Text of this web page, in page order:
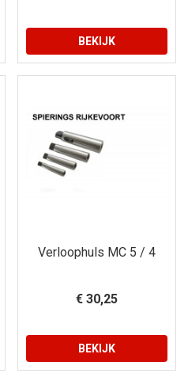
BEKIJK
Verloophuls MC 5 / 4
€ 30,25
BEKIJK